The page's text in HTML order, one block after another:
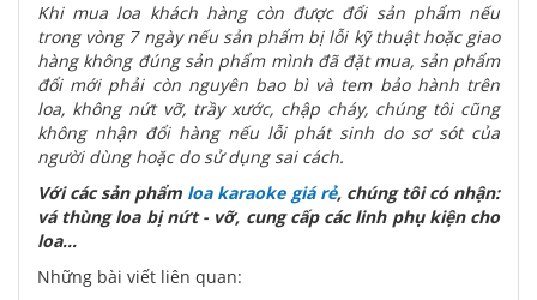
Khi mua loa khách hàng còn được đổi sản phẩm nếu
trong vòng 7 ngày nếu sản phẩm bị lỗi kỹ thuật hoặc giao
hàng không đúng sản phẩm mình đã đặt mua, sản phẩm
đổi mới phải còn nguyên bao bì và tem bảo hành trên
loa, không nứt vỡ, trầy xước, chập cháy, chúng tôi cũng
không nhận đổi hàng nếu lỗi phát sinh do sơ sót của
người dùng hoặc do sử dụng sai cách.
Với các sản phẩm loa karaoke giá rẻ, chúng tôi có nhận:
vá thùng loa bị nứt - vỡ, cung cấp các linh phụ kiện cho
loa...
Những bài viết liên quan: